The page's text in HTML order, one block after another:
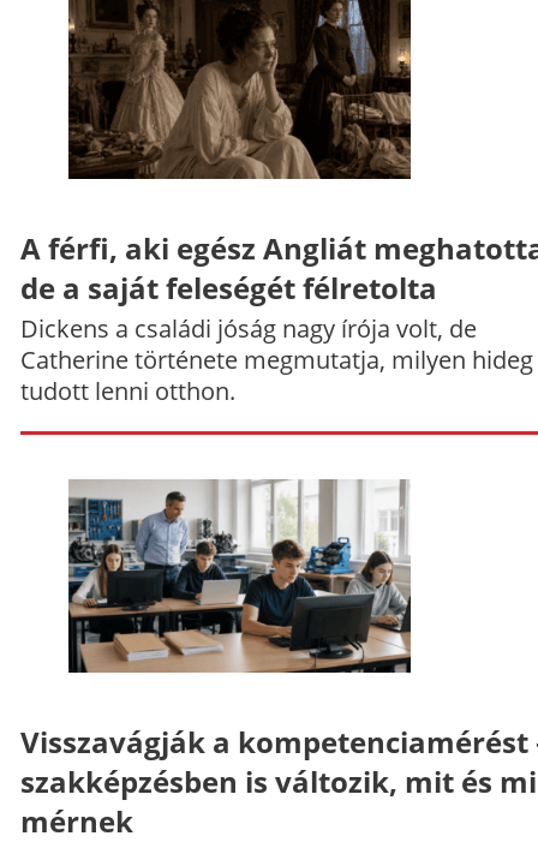
A férfi, aki egész Angliát
de a saját feleségét félretolta
Dickens a családi jóság nagy írója volt, de
Catherine története megmutatja, milyen hideg
tudott lenni otthon.
Visszavágják a kompetenciamérést
szakképzésben is változik, mit és
mérnek